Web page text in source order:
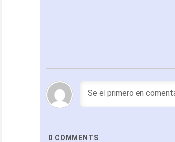
0 COMMENTS